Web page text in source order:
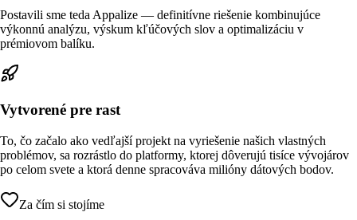
Postavili sme teda Appalize — definitívne riešenie kombinujúce
výkonnú analýzu, výskum kľúčových slov a optimalizáciu v
prémiovom balíku.
Vytvorené pre rast
To, čo začalo ako vedľajší projekt na vyriešenie našich vlastných
problémov, sa rozrástlo do platformy, ktorej dôverujú tisíce vývojárov
po celom svete a ktorá denne spracováva milióny dátových bodov.
Za čím si stojíme